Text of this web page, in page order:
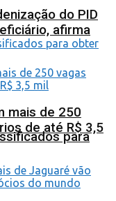
para
do PID
afirma
mais de 250
de até R$ 3,5